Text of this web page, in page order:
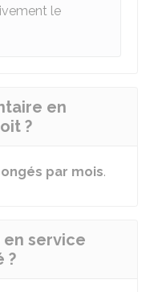
le
en
?
par mois.
service
?